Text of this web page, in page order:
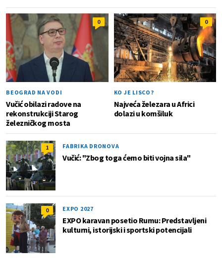
0
BEOGRAD NA VODI
Vučić obilazi radove na
rekonstrukciji Starog
železničkog mosta
0
KO JE LISCO?
Najveća železara u Africi
dolazi u komšiluk
1 FABRIKA DRONOVA
Vučić: "Zbog toga ćemo biti vojna sila"
0 EXPO 2027
EXPO karavan posetio Rumu: Predstavljeni
kulturni, istorijski i sportski potencijali